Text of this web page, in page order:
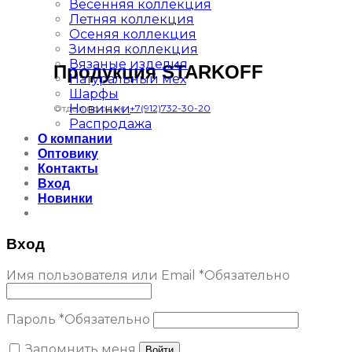
Продукция STARKOFF
Отдел продаж:+7(912)732-30-20
Весенняя коллекция
Летняя коллекция
Осеняя коллекция
Зимняя коллекция
Вязаные изделия
Натуральный мех
Шарфы
Новинки
Распродажа
О компании
Оптовику
Контакты
Вход
Новинки
Вход
Имя пользователя или Email *Обязательно
Пароль *Обязательно